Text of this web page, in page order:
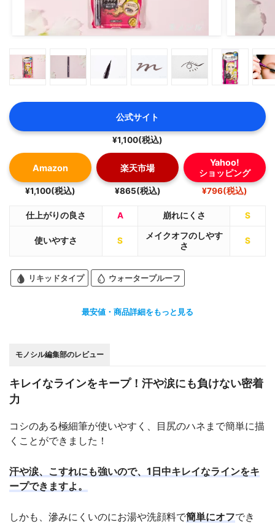
公式サイト
¥1,100(税込)
Amazon
¥1,100(税込)
楽天市場
¥865(税込)
Yahoo!
ショッピング
¥796(税込)
仕上がりの良さ A 崩れにくさ S
使いやすさ S
メイクオフのしやす
さ
S
リキッドタイプ ウォータープルーフ
最安値・商品詳細をもっと見る
モノシル編集部のレビュー
キレイなラインをキープ！汗や涙にも負けない密着
力
コシのある極細筆が使いやすく、目尻のハネまで簡単に描
くことができました！
汗や涙、こすれにも強いので、1日中キレイなラインをキ
ープできますよ。
しかも、滲みにくいのにお湯や洗顔料で簡単にオフでき